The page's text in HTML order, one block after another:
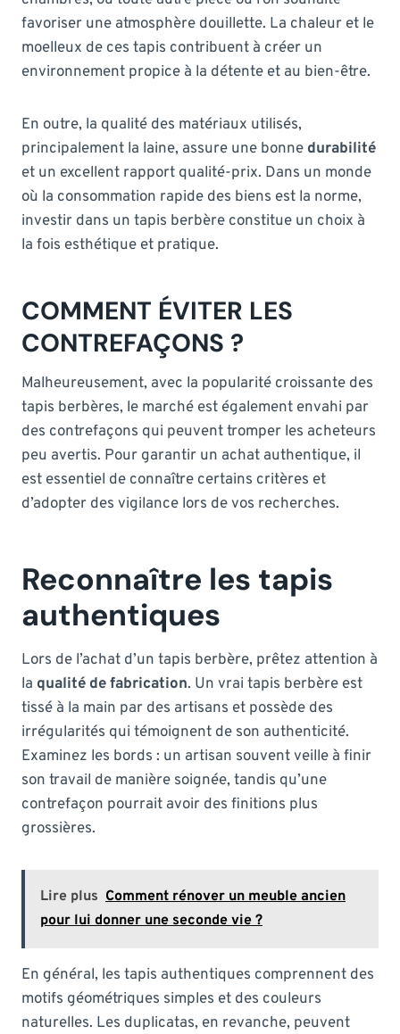
favoriser une atmosphère douillette. La chaleur et le
moelleux de ces tapis contribuent à créer un
environnement propice à la détente et au bien-être.
En outre, la qualité des matériaux utilisés,
principalement la laine, assure une bonne durabilité
et un excellent rapport qualité-prix. Dans un monde
où la consommation rapide des biens est la norme,
investir dans un tapis berbère constitue un choix à
la fois esthétique et pratique.
COMMENT ÉVITER LES
CONTREFAÇONS ?
Malheureusement, avec la popularité croissante des
tapis berbères, le marché est également envahi par
des contrefaçons qui peuvent tromper les acheteurs
peu avertis. Pour garantir un achat authentique, il
est essentiel de connaître certains critères et
d’adopter des vigilance lors de vos recherches.
Reconnaître les tapis
authentiques
Lors de l’achat d’un tapis berbère, prêtez attention à
la qualité de fabrication. Un vrai tapis berbère est
tissé à la main par des artisans et possède des
irrégularités qui témoignent de son authenticité.
Examinez les bords : un artisan souvent veille à finir
son travail de manière soignée, tandis qu’une
contrefaçon pourrait avoir des finitions plus
grossières.
Lire plus Comment rénover un meuble ancien
pour lui donner une seconde vie ?
En général, les tapis authentiques comprennent des
motifs géométriques simples et des couleurs
naturelles. Les duplicatas, en revanche, peuvent